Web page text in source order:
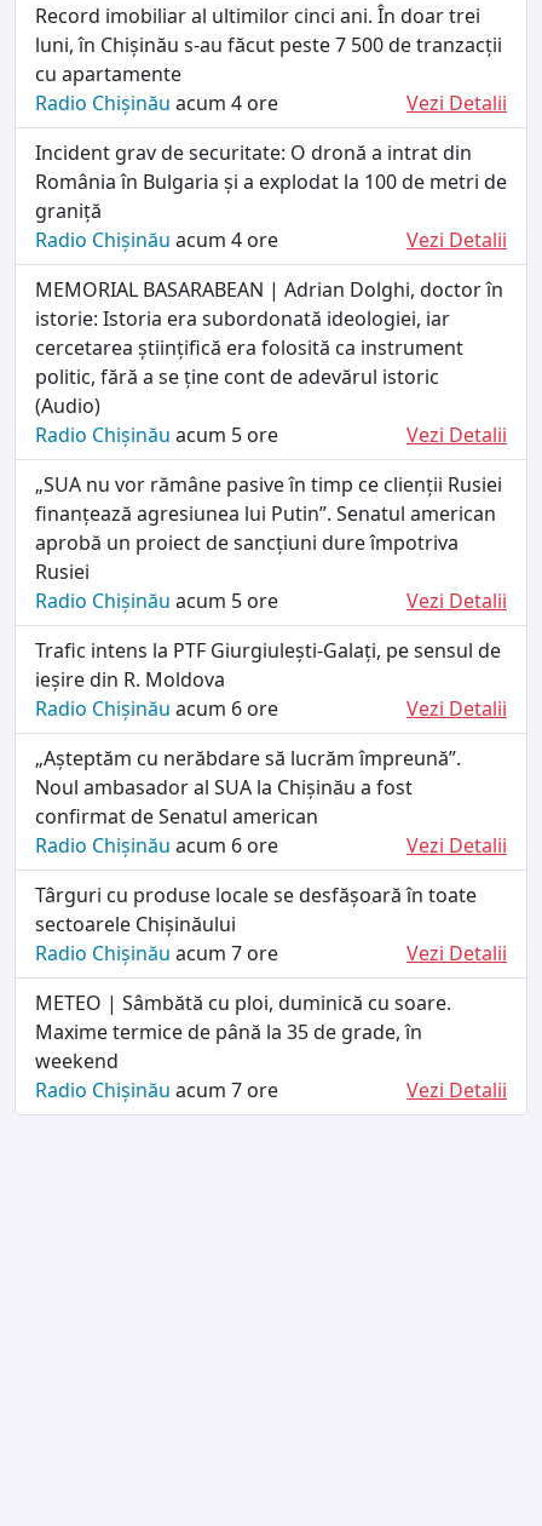
Record imobiliar al ultimilor cinci ani. În doar trei
luni, în Chișinău s-au făcut peste 7 500 de tranzacții
cu apartamente
Radio Chișinău acum 4 ore
Vezi Detalii
Incident grav de securitate: O dronă a intrat din
România în Bulgaria și a explodat la 100 de metri de
graniță
Radio Chișinău acum 4 ore
Vezi Detalii
MEMORIAL BASARABEAN | Adrian Dolghi, doctor în
istorie: Istoria era subordonată ideologiei, iar
cercetarea științifică era folosită ca instrument
politic, fără a se ține cont de adevărul istoric
(Audio)
Radio Chișinău acum 5 ore
Vezi Detalii
„SUA nu vor rămâne pasive în timp ce clienții Rusiei
finanțează agresiunea lui Putin”. Senatul american
aprobă un proiect de sancțiuni dure împotriva
Rusiei
Radio Chișinău acum 5 ore
Vezi Detalii
Trafic intens la PTF Giurgiulești-Galați, pe sensul de
ieșire din R. Moldova
Radio Chișinău acum 6 ore
Vezi Detalii
„Așteptăm cu nerăbdare să lucrăm împreună”.
Noul ambasador al SUA la Chișinău a fost
confirmat de Senatul american
Radio Chișinău acum 6 ore
Vezi Detalii
Târguri cu produse locale se desfășoară în toate
sectoarele Chișinăului
Radio Chișinău acum 7 ore
Vezi Detalii
METEO | Sâmbătă cu ploi, duminică cu soare.
Maxime termice de până la 35 de grade, în
weekend
Radio Chișinău acum 7 ore Vezi Detalii